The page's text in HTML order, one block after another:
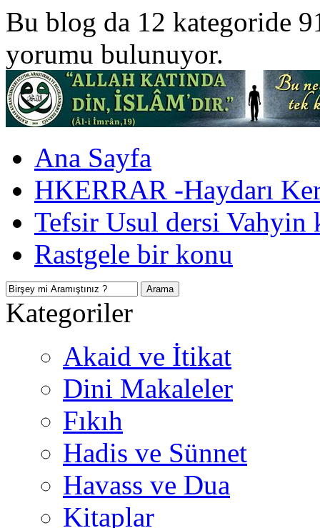
Bu blog da 12 kategoride
yorumu bulunuyor.
Ana Sayfa
HKERRAR -Haydarı
Tefsir Usul dersi Vahyin
Rastgele bir konu
Kategoriler
Akaid ve İtikat
Dini Makaleler
Fıkıh
Hadis ve Sünnet
Havass ve Dua
Kitaplar